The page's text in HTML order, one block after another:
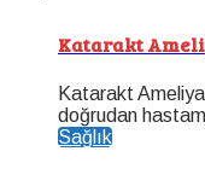
Katarakt
Katarakt
doğrudan
Sağlık